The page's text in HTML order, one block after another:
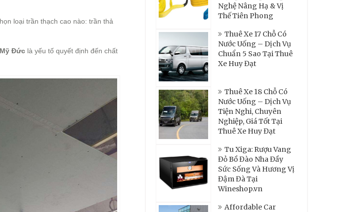
loại trần thạch cao nào: trần thả
Đức là yếu tố quyết định đến chất
Nghệ Nâng Hạ & Vị
Thế Tiên Phong
Thuê Xe 17 Chỗ Có
Nước Uống – Dịch Vụ
Chuẩn 5 Sao Tại Thuê
Xe Huy Đạt
Thuê Xe 18 Chỗ Có
Nước Uống – Dịch Vụ
Tiện Nghi, Chuyên
Nghiệp, Giá Tốt Tại
Thuê Xe Huy Đạt
Tu Xiga: Rượu Vang
Đỏ Bồ Đào Nha Đầy
Sức Sống Và Hương Vị
Đậm Đà Tại
Wineshop.vn
Affordable Car